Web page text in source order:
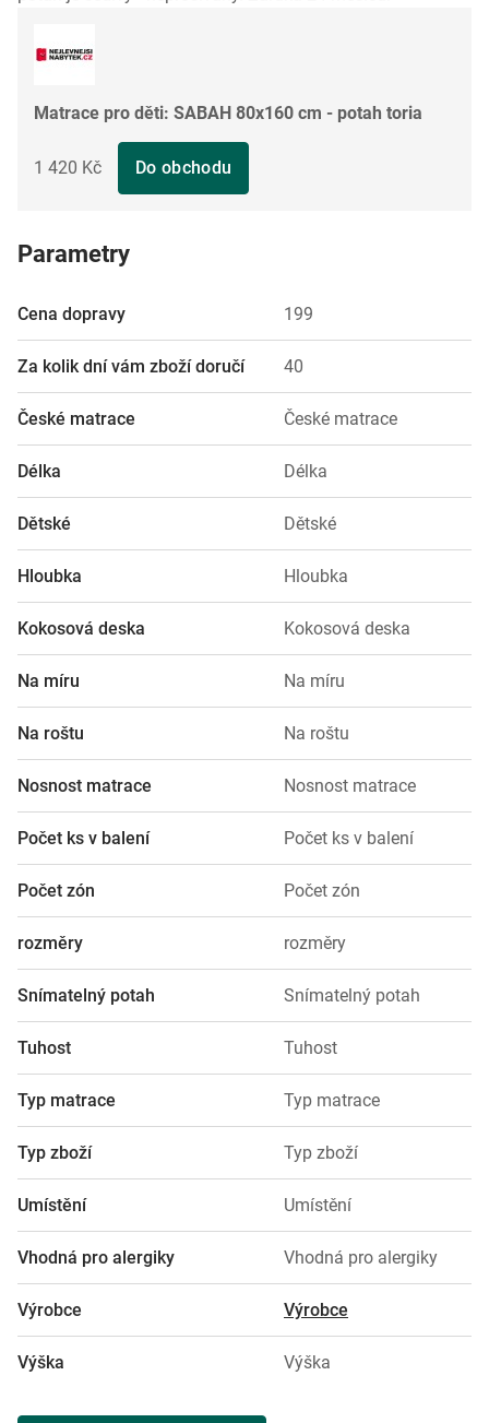
Matrace pro děti: SABAH 80x160 cm - potah toria
1 420 Kč Do obchodu
Parametry
Cena dopravy 199
Za kolik dní vám zboží doručí 40
České matrace České matrace
Délka Délka
Dětské Dětské
Hloubka Hloubka
Kokosová deska Kokosová deska
Na míru Na míru
Na roštu Na roštu
Nosnost matrace Nosnost matrace
Počet ks v balení Počet ks v balení
Počet zón Počet zón
rozměry rozměry
Snímatelný potah Snímatelný potah
Tuhost Tuhost
Typ matrace Typ matrace
Typ zboží Typ zboží
Umístění Umístění
Vhodná pro alergiky Vhodná pro alergiky
Výrobce Výrobce
Výška Výška